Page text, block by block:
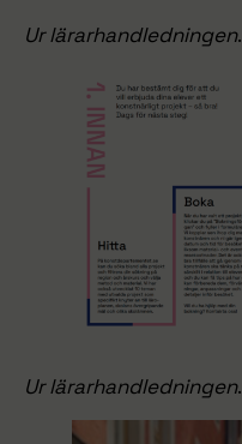
Ur lärarhandledningen.
Ur lärarhandledningen.